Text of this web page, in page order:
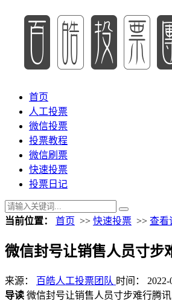
首页
人工投票
微信投票
投票教程
微信刷票
快速投票
投票日记
当前位置： 首页 >> 快速投票 >> 查看
微信封号让销售人员寸步
来源： 百皓人工投票团队 时间： 2022-
导读 微信封号让销售人员寸步难行腾